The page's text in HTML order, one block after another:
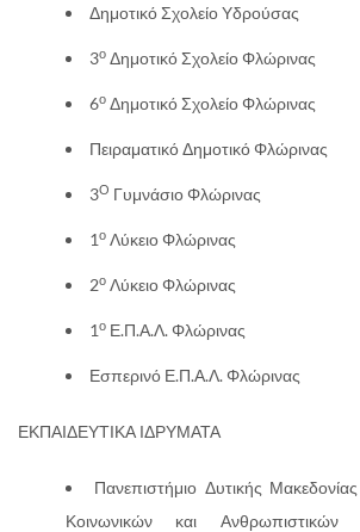
Δημοτικό Σχολείο Υδρούσας
3ο Δημοτικό Σχολείο Φλώρινας
6ο Δημοτικό Σχολείο Φλώρινας
Πειραματικό Δημοτικό Φλώρινας
3Ο Γυμνάσιο Φλώρινας
1ο Λύκειο Φλώρινας
2ο Λύκειο Φλώρινας
1ο Ε.Π.Α.Λ. Φλώρινας
Εσπερινό Ε.Π.Α.Λ. Φλώρινας
ΕΚΠΑΙΔΕΥΤΙΚΑ ΙΔΡΥΜΑΤΑ
Πανεπιστήμιο Δυτικής
Κοινωνικών και Ανθρωπιστικών